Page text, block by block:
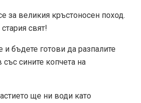
за великия кръстоносен поход.
свят!
бъдете готови да разпалите
със сините копчета на
ще ни води като